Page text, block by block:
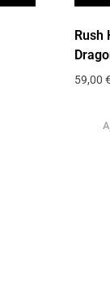
Rush
59,00€